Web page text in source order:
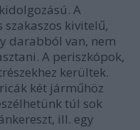
A
kivitelű,
darabból van, nem
A periszkópok,
kerültek.
két járműhöz
túl sok
ill. egy